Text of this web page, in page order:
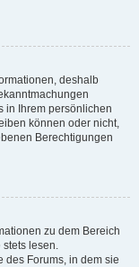
deshalb
in Ihrem persönlichen
können oder nicht,
Berechtigungen
zu dem Bereich
stets lesen.
des Forums, in dem sie